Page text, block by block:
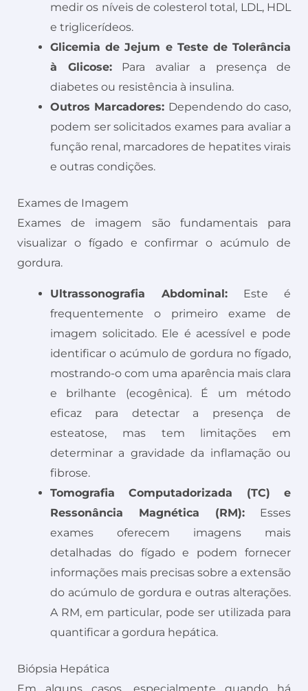
medir os níveis de colesterol total, LDL, HDL
e triglicerídeos.
Glicemia de Jejum e Teste de Tolerância
à Glicose:Para avaliar a presença de
diabetes ou resistência à insulina.
Outros Marcadores: Dependendo do caso,
podem ser solicitados exames para avaliar a
função renal, marcadores de hepatites virais
e outras condições.
Exames de Imagem
Exames de imagem são fundamentais para
visualizar o fígado e confirmar o acúmulo de
gordura.
Ultrassonografia Abdominal: Este é
frequentemente o primeiro exame de
imagem solicitado. Ele é acessível e pode
identificar o acúmulo de gordura no fígado,
mostrando-o com uma aparência mais clara
e brilhante (ecogênica). É um método
eficaz para detectar a presença de
esteatose, mas tem limitações em
determinar a gravidade da inflamação ou
fibrose.
Tomografia Computadorizada (TC) e
Ressonância Magnética (RM): Esses
exames oferecem imagens mais
detalhadas do fígado e podem fornecer
informações mais precisas sobre a extensão
do acúmulo de gordura e outras alterações.
A RM, em particular, pode ser utilizada para
quantificar a gordura hepática.
Biópsia Hepática